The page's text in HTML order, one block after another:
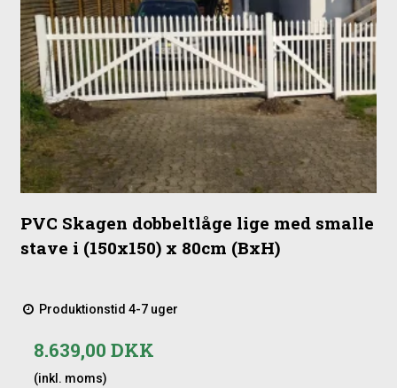
PVC Skagen dobbeltlåge lige med smalle
stave i (150x150) x 80cm (BxH)
Produktionstid 4-7 uger
8.639,00 DKK
(inkl. moms)